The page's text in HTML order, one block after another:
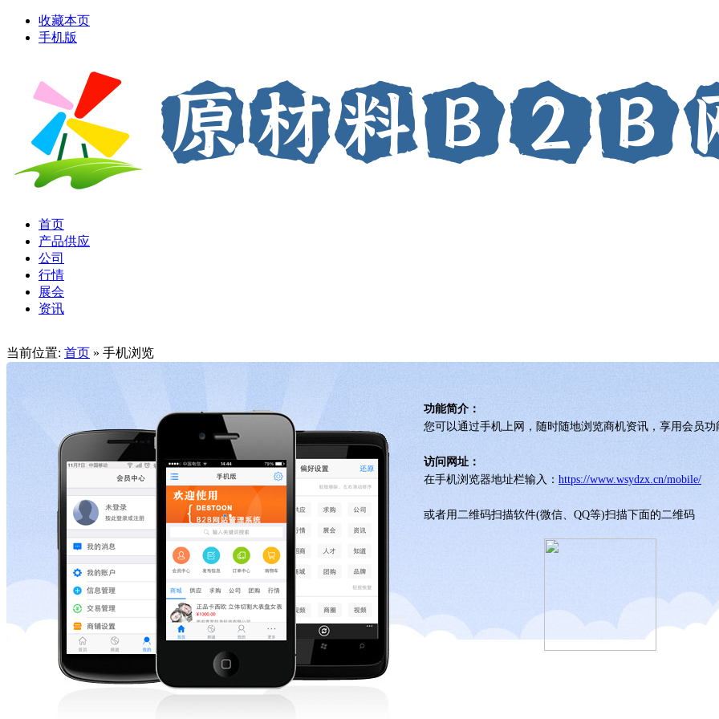
收藏本页
手机版
首页
产品供应
公司
行情
展会
资讯
当前位置: 首页 » 手机浏览
功能简介：
您可以通过手机上网，随时随地浏览商机资讯，享用会员功
访问网址：
在手机浏览器地址栏输入： https://www.wsydzx.cn/mobile/
或者用二维码扫描软件(微信、QQ等)扫描下面的二维码